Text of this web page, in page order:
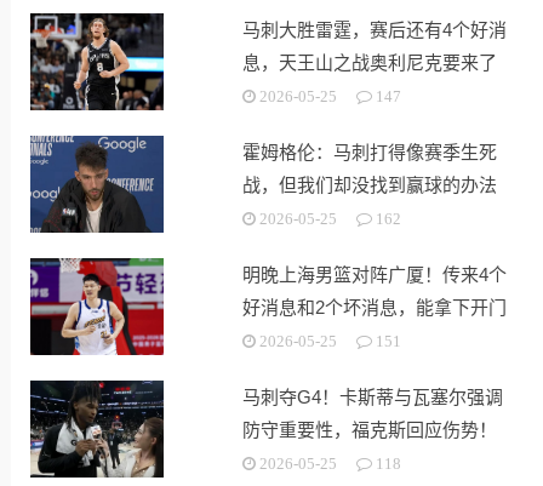
马刺大胜雷霆，赛后还有4个好消
息，天王山之战奥利尼克要来了
2026-05-25 147
霍姆格伦：马刺打得像赛季生死
战，但我们却没找到赢球的办法
2026-05-25 162
明晚上海男篮对阵广厦！传来4个
好消息和2个坏消息，能拿下开门
红2026-05-25 151
马刺夺G4！卡斯蒂与瓦塞尔强调
防守重要性，福克斯回应伤势！
2026-05-25 118